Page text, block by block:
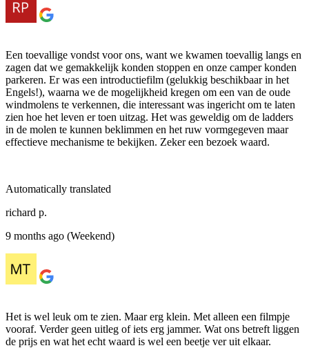
Een toevallige vondst voor ons, want we kwamen toevallig langs en
zagen dat we gemakkelijk konden stoppen en onze camper konden
parkeren. Er was een introductiefilm (gelukkig beschikbaar in het
Engels!), waarna we de mogelijkheid kregen om een ​​van de oude
windmolens te verkennen, die interessant was ingericht om te laten
zien hoe het leven er toen uitzag. Het was geweldig om de ladders
in de molen te kunnen beklimmen en het ruw vormgegeven maar
effectieve mechanisme te bekijken. Zeker een bezoek waard.
Automatically translated
richard p.
9 months ago (Weekend)
Het is wel leuk om te zien. Maar erg klein. Met alleen een filmpje
vooraf. Verder geen uitleg of iets erg jammer. Wat ons betreft liggen
de prijs en wat het echt waard is wel een beetje ver uit elkaar.